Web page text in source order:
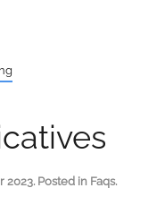
2023. Posted in Faqs.